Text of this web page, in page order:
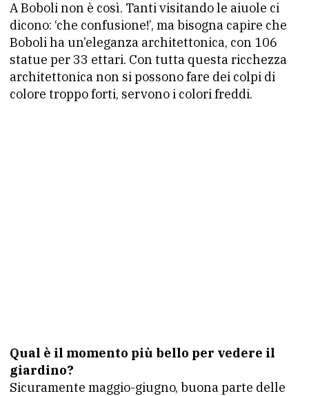
A Boboli non è così. Tanti visitando le aiuole ci
dicono: ‘che confusione!’, ma bisogna capire che
Boboli ha un’eleganza architettonica, con 106
statue per 33 ettari. Con tutta questa ricchezza
architettonica non si possono fare dei colpi di
colore troppo forti, servono i colori freddi.
Qual è il momento più bello per vedere il
giardino?
Sicuramente maggio-giugno, buona parte delle